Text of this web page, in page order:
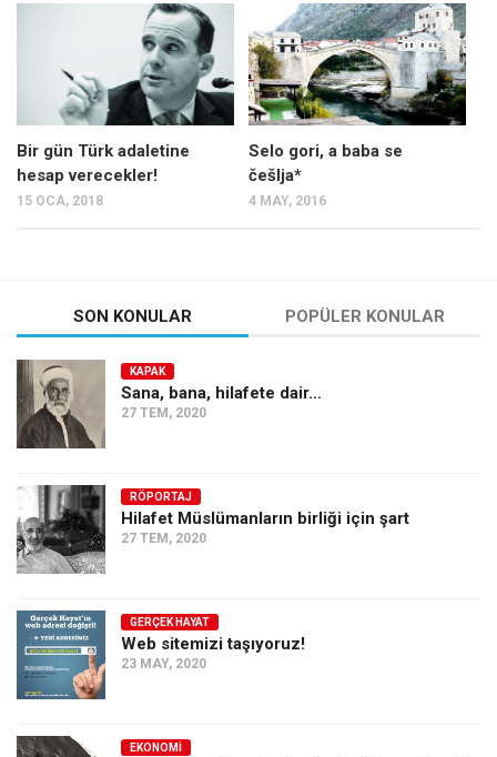
Mehmet Ali Tekin
Abir E. Nahas
Amina S. Jenenkovic
Bağdagül Öz
Esra Elönü
Kategoriler
Kültür Sanat
Kitap
Karisi kitap sualleri
7 soruda bu hafta
Ekonomi
Spor
Sağlık
Gıda-Beslenme
Türkiye
Bir gün Türk adaletine
hesap verecekler!
15 OCA, 2018
Selo gori, a baba se
češlja*
4 MAY, 2016
SON KONULAR POPÜLER KONULAR
KAPAK
Sana, bana, hilafete dair…
27 TEM, 2020
RÖPORTAJ
Hilafet Müslümanların birliği için şart
27 TEM, 2020
GERÇEK HAYAT
Web sitemizi taşıyoruz!
23 MAY, 2020
EKONOMI